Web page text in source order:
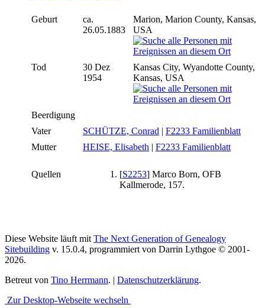
Geburt
ca.
26.05.1883
Marion, Marion County, Kansas,
USA
Tod
30 Dez
1954
Kansas City, Wyandotte County,
Kansas, USA
Beerdigung
Vater
SCHÜTZE, Conrad | F2233 Familienblatt
Mutter
HEISE, Elisabeth | F2233 Familienblatt
Quellen [S2253] Marco Born, OFB
Kallmerode, 157.
Diese Website läuft mit The Next Generation of Genealogy
Sitebuilding v. 15.0.4, programmiert von Darrin Lythgoe © 2001-
2026.
Betreut von Tino Herrmann. | Datenschutzerklärung.
Zur Desktop-Webseite wechseln